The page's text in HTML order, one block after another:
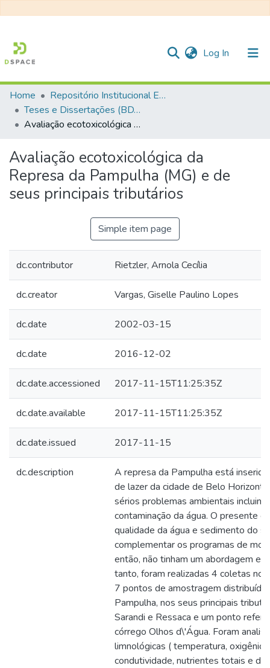
Log In (current)
Communities & Collections
All of DSpace
Statistics
Home
Repositório Institucional EESC
Teses e Dissertações (BDTD USP)
Avaliação ecotoxicológica da Represa da Pampulha (MG) e de seus principais tributários
Avaliação ecotoxicológica da
Represa da Pampulha (MG) e de
seus principais tributários
Simple item page
dc.contributor Rietzler, Arnola Cecília
dc.creator Vargas, Giselle Paulino Lopes
dc.date 2002-03-15
dc.date 2016-12-02
dc.date.accessioned 2017-11-15T11:25:35Z
dc.date.available 2017-11-15T11:25:35Z
dc.date.issued 2017-11-15
dc.description
A represa da Pampulha está
de lazer da cidade de Belo
sérios problemas ambientais
contaminação da água. O presente
qualidade da água e sedimento do
complementar os programas de
então, não tinham um abordagem
tanto, foram realizadas 4 coletas no
7 pontos de amostragem
Pampulha, nos seus principais
Sarandi e Ressaca e um ponto
córrego Olhos d\'Água. Foram
limnológicas ( temperatura, oxigênio
condutividade, nutrientes totais e